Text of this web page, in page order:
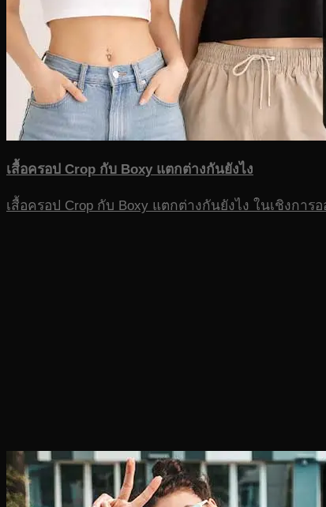
เสื้อครอป Crop กับ Boxy แตกต่างกันยังไง
เสื้อครอป Crop กับ Boxy แตกต่างกันยังไง ในเชิงก